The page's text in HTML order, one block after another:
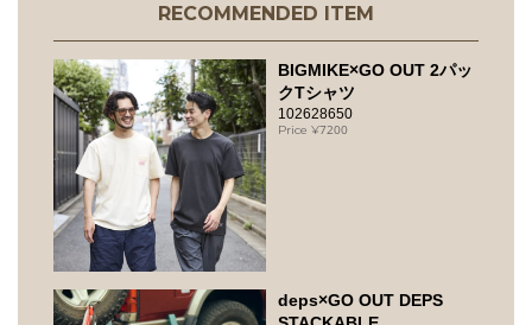
RECOMMENDED ITEM
BIGMIKE×GO OUT 2パッ
クTシャツ
102628650
7200
deps×GO OUT DEPS